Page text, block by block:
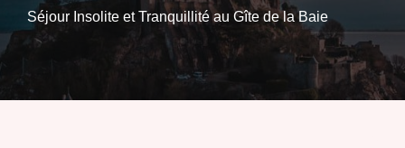
Séjour Insolite et Tranquillité au Gîte de la Baie